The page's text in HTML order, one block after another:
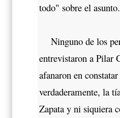
todo" sobre el asunto.
Ninguno de los
entrevistaron a Pilar
afanaron en
verdaderamente, la
Zapata y ni siquiera